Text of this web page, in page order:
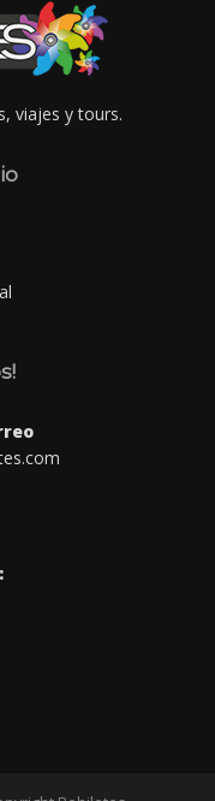
viajes y tours.